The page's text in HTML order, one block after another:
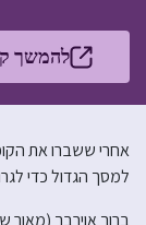
להמשך
אחרי ששברו את
למסך הגדול כדי
ברוך אוירבך (מאור